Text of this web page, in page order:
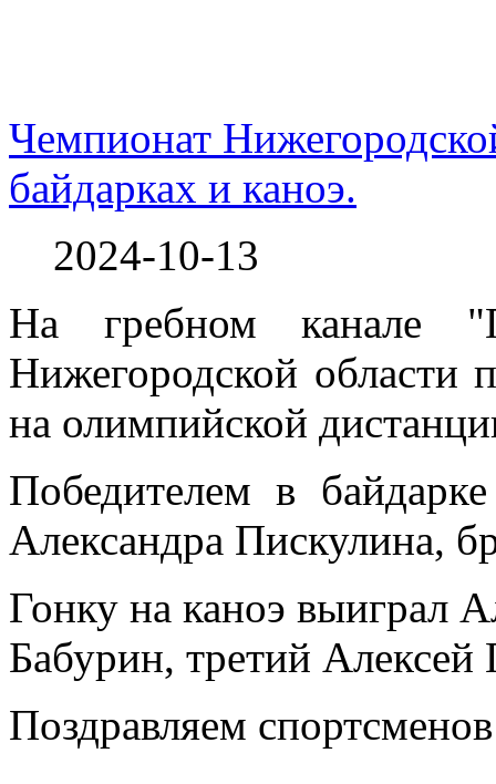
Чемпионат
байдарках и каноэ.
2024-10-13
На гребном канале
Нижегородской области
на олимпийской
Победителем в
Александра Пискулина,
Гонку на каноэ выиграл
Бабурин, третий
Поздравляем